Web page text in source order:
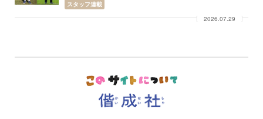
スタッフ連載
2026.07.29